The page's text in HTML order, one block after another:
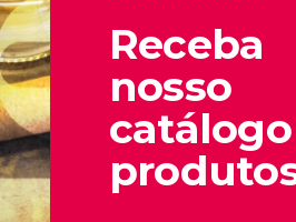
Receba
nosso